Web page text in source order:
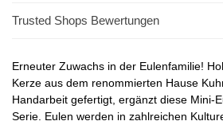
Trusted Shops Bewertungen
Erneuter Zuwachs in der Eulenfamilie!
Kerze aus dem renommierten Hause
Handarbeit gefertigt, ergänzt diese Mini-
Serie. Eulen werden in zahlreichen